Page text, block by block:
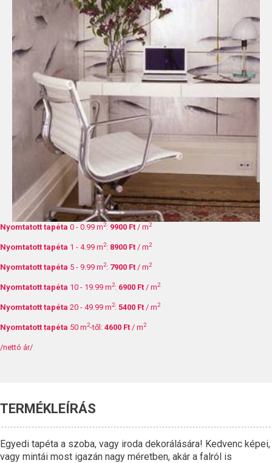
Nyomtatott tapéta 0 - 0.99 m2: 9900 Ft / m2
Nyomtatott tapéta 1 - 4.99 m2: 8900 Ft / m2
Nyomtatott tapéta 5 - 9.99 m2: 7900 Ft / m2
Nyomtatott tapéta 10 - 19.99 m2: 6900 Ft / m2
Nyomtatott tapéta 20 - 49.99 m2: 5400 Ft / m2
Nyomtatott tapéta 50 m2-től: 4600 Ft / m2
/nettó ár/
TERMÉKLEÍRÁS
Egyedi tapéta a szoba, vagy iroda dekorálására! Kedvenc képei,
vagy mintái most igazán nagy méretben, akár a falról is